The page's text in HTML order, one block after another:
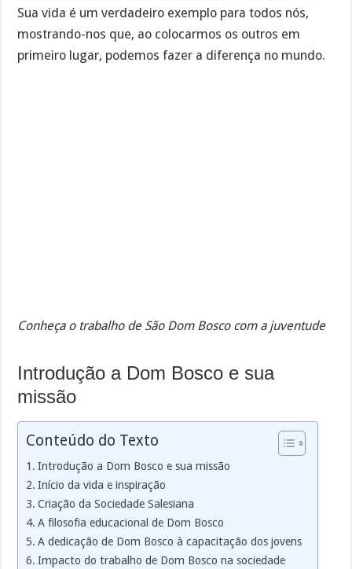
Sua vida é um verdadeiro exemplo para todos nós,
mostrando-nos que, ao colocarmos os outros em
primeiro lugar, podemos fazer a diferença no mundo.
Conheça o trabalho de São Dom Bosco com a juventude
Introdução a Dom Bosco e sua
missão
Conteúdo do Texto
Introdução a Dom Bosco e sua missão
Início da vida e inspiração
Criação da Sociedade Salesiana
A filosofia educacional de Dom Bosco
A dedicação de Dom Bosco à capacitação dos jovens
Impacto do trabalho de Dom Bosco na sociedade